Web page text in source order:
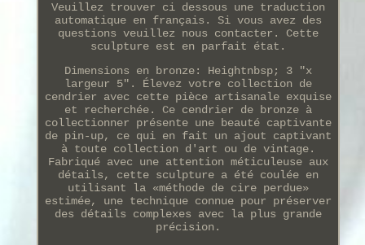
Veuillez trouver ci dessous une traduction
automatique en français. Si vous avez des
questions veuillez nous contacter. Cette
sculpture est en parfait état.
Dimensions en bronze: Heightnbsp; 3 "x
largeur 5". Élevez votre collection de
cendrier avec cette pièce artisanale exquise
et recherchée. Ce cendrier de bronze à
collectionner présente une beauté captivante
de pin-up, ce qui en fait un ajout captivant
à toute collection d'art ou de vintage.
Fabriqué avec une attention méticuleuse aux
détails, cette sculpture a été coulée en
utilisant la «méthode de cire perdue»
estimée, une technique connue pour préserver
des détails complexes avec la plus grande
précision.